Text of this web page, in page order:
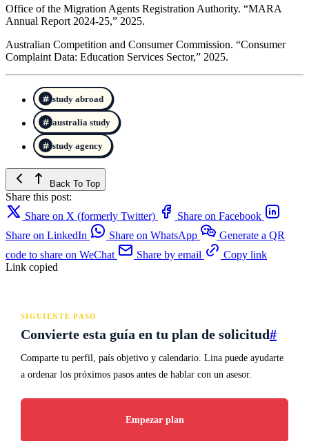
Office of the Migration Agents Registration Authority. “MARA
Annual Report 2024-25,” 2025.
Australian Competition and Consumer Commission. “Consumer
Complaint Data: Education Services Sector,” 2025.
study abroad
australia study
study agency
Back To Top
Share this post:
Share on X (formerly Twitter)
Share on Facebook
Share on LinkedIn
Share on WhatsApp
Generate a QR
code to share on WeChat
Share by email
Copy link
Link copied
SIGUIENTE PASO
Convierte esta guía en tu plan de solicitud#
Comparte tu perfil, país objetivo y calendario. Lina puede ayudarte
a ordenar los próximos pasos antes de hablar con un asesor.
Empezar plan